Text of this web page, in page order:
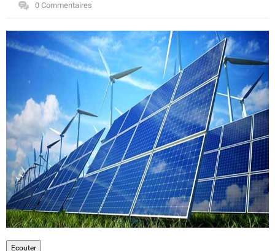
Régions
Hotels
Evenements
Contact
0 Commentaires
Ecouter